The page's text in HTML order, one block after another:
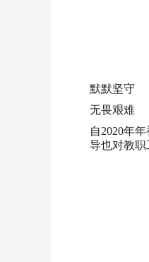
默默坚守
无畏艰难
自2020年
导也对教职